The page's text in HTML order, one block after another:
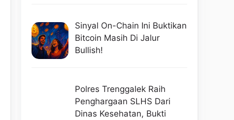
Sinyal On-Chain Ini Buktikan
Bitcoin Masih Di Jalur
Bullish!
Polres Trenggalek Raih
Penghargaan SLHS Dari
Dinas Kesehatan, Bukti